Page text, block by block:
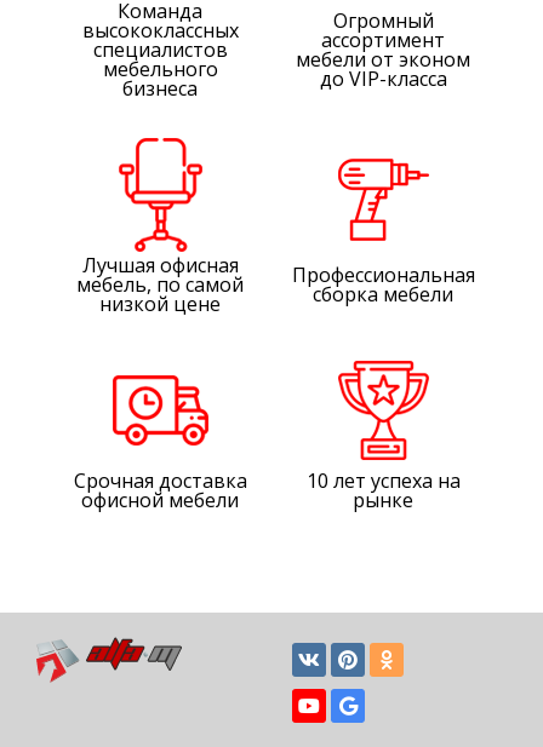
Команда
высококлассных
специалистов
мебельного
бизнеса
Огромный
ассортимент
мебели от эконом
до VIP-класса
Лучшая офисная
мебель, по самой
низкой цене
Профессиональная
сборка мебели
Срочная доставка
офисной мебели
10 лет успеха на
рынке